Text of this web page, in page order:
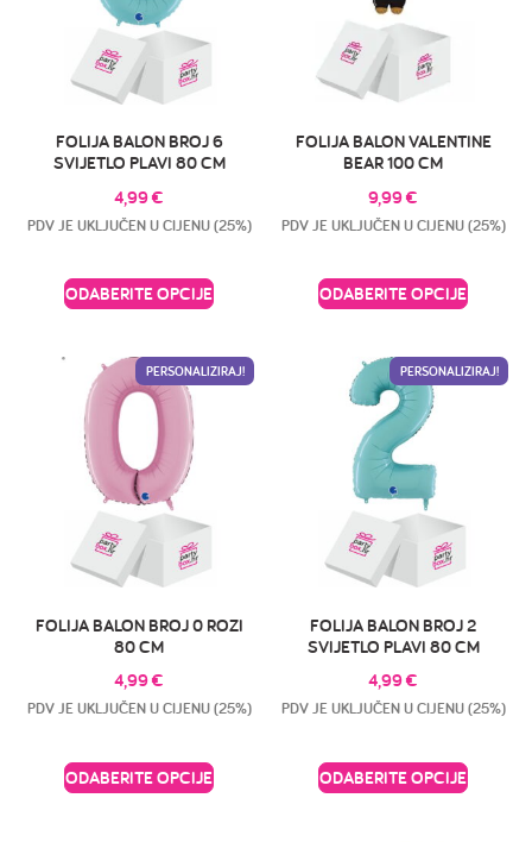
FOLIJA BALON BROJ 6
SVIJETLO PLAVI 80 CM
4,99€
PDV JE UKLJUČEN U CIJENU (25%)
ODABERITE OPCIJE
FOLIJA BALON VALENTINE
BEAR 100 CM
9,99€
PDV JE UKLJUČEN U CIJENU (25%)
ODABERITE OPCIJE
PERSONALIZIRAJ!
FOLIJA BALON BROJ 0 ROZI
80 CM
4,99€
PDV JE UKLJUČEN U CIJENU (25%)
ODABERITE OPCIJE
PERSONALIZIRAJ!
FOLIJA BALON BROJ 2
SVIJETLO PLAVI 80 CM
4,99€
PDV JE UKLJUČEN U CIJENU (25%)
ODABERITE OPCIJE